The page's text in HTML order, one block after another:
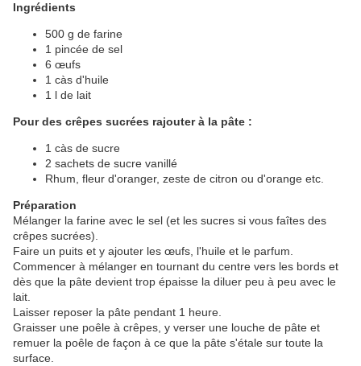
Ingrédients
500 g de farine
1 pincée de sel
6 œufs
1 càs d'huile
1 l de lait
Pour des crêpes sucrées rajouter à la pâte :
1 càs de sucre
2 sachets de sucre vanillé
Rhum, fleur d'oranger, zeste de citron ou d'orange etc.
Préparation
Mélanger la farine avec le sel (et les sucres si vous faîtes des
crêpes sucrées).
Faire un puits et y ajouter les œufs, l'huile et le parfum.
Commencer à mélanger en tournant du centre vers les bords et
dès que la pâte devient trop épaisse la diluer peu à peu avec le
lait.
Laisser reposer la pâte pendant 1 heure.
Graisser une poêle à crêpes, y verser une louche de pâte et
remuer la poêle de façon à ce que la pâte s'étale sur toute la
surface.